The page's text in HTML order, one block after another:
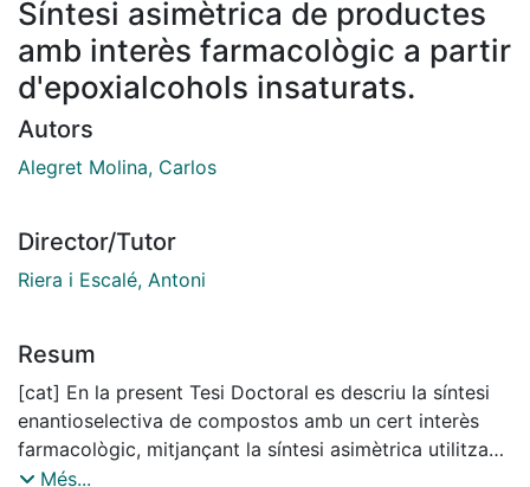
Síntesi asimètrica de productes
amb interès farmacològic a partir
d'epoxialcohols insaturats.
Autors
Alegret Molina, Carlos
Director/Tutor
Riera i Escalé, Antoni
Resum
[cat] En la present Tesi Doctoral es descriu la síntesi
enantioselectiva de compostos amb un cert interès
farmacològic, mitjançant la síntesi asimètrica utilitzant
catalitzadors quirals. La reacció clau per assolir els
Més...